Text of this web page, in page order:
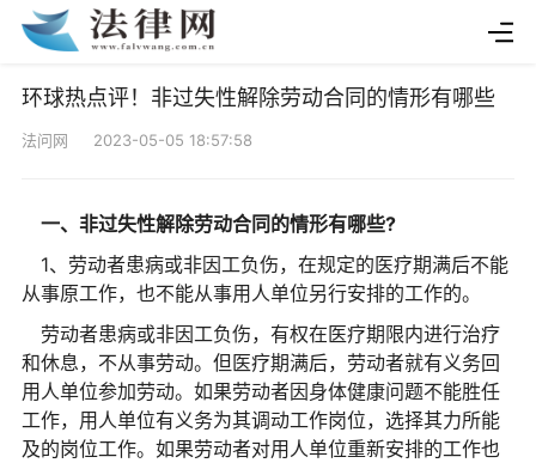
环球热点评！非过失性解除劳动合同的情形有哪些
法问网 2023-05-05 18:57:58
一、非过失性解除劳动合同的情形有哪些?
1、劳动者患病或非因工负伤，在规定的医疗期满后不能
从事原工作，也不能从事用人单位另行安排的工作的。
劳动者患病或非因工负伤，有权在医疗期限内进行治疗
和休息，不从事劳动。但医疗期满后，劳动者就有义务回
用人单位参加劳动。如果劳动者因身体健康问题不能胜任
工作，用人单位有义务为其调动工作岗位，选择其力所能
及的岗位工作。如果劳动者对用人单位重新安排的工作也